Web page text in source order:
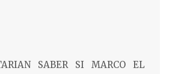
SABER SI MARCO EL